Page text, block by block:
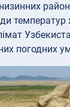
температур
погодних